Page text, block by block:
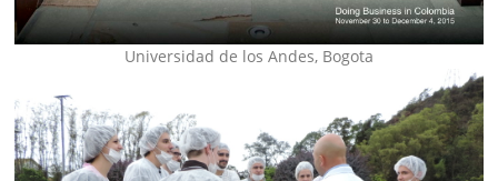
Universidad de los Andes, Bogota